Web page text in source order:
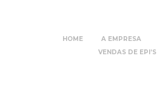
HOME A EMPRESA
VENDAS DE EPI’S